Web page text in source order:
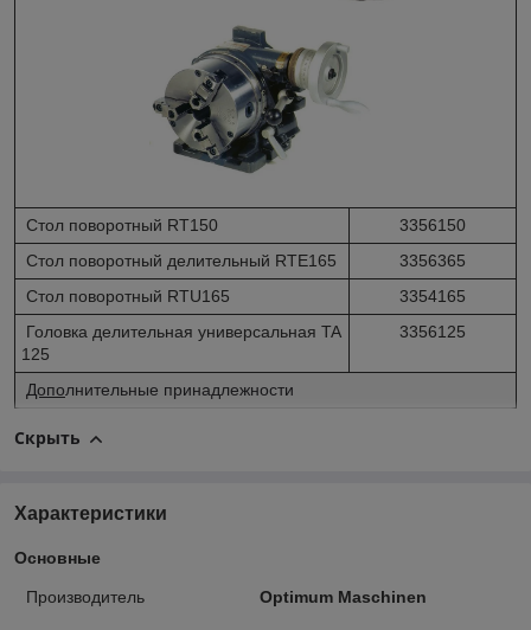
Стол поворотный RT150
3356150
Стол поворотный делительный RTE165
3356365
Стол поворотный RTU165
3354165
Головка делительная универсальная TA
125
3356125
Дополнительные принадлежности
Скрыть
Характеристики
Основные
Производитель Optimum Maschinen